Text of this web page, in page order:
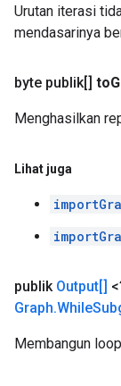
Urutan iterasi
mendasarinya
byte publik[] to
Menghasilkan
Lihat juga
publik Output[]
Graph.While
Membangun